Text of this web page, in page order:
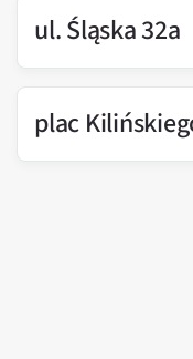
ul. Śląska 32a
plac